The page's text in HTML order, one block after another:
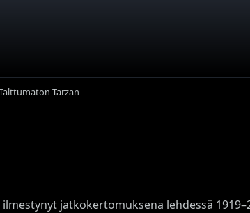
Tarzan
jatkokertomuksena lehdessä